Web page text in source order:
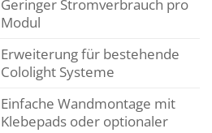
Geringer Stromverbrauch pro
Modul
Erweiterung für bestehende
Cololight Systeme
Einfache Wandmontage mit
Klebepads oder optionaler